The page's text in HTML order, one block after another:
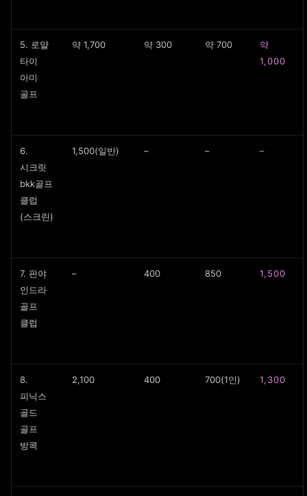
5. 로얄
타이
아미
골프
약 1,700 약 300 약 700
약
1,000
6.
시크릿
bkk골프
클럽
(스크린)
1,500(일반) – – –
7. 판야
인드라
골프
클럽
– 400 850 1,500
8.
피닉스
골드
골프
방콕
2,100 400 700(1인) 1,300